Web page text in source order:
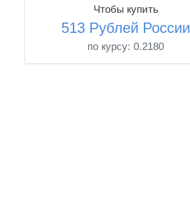
Чтобы купить
513 Рублей России
по курсу: 0.2180